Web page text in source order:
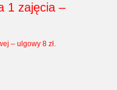
1 zajęcia –
– ulgowy 8 zł.